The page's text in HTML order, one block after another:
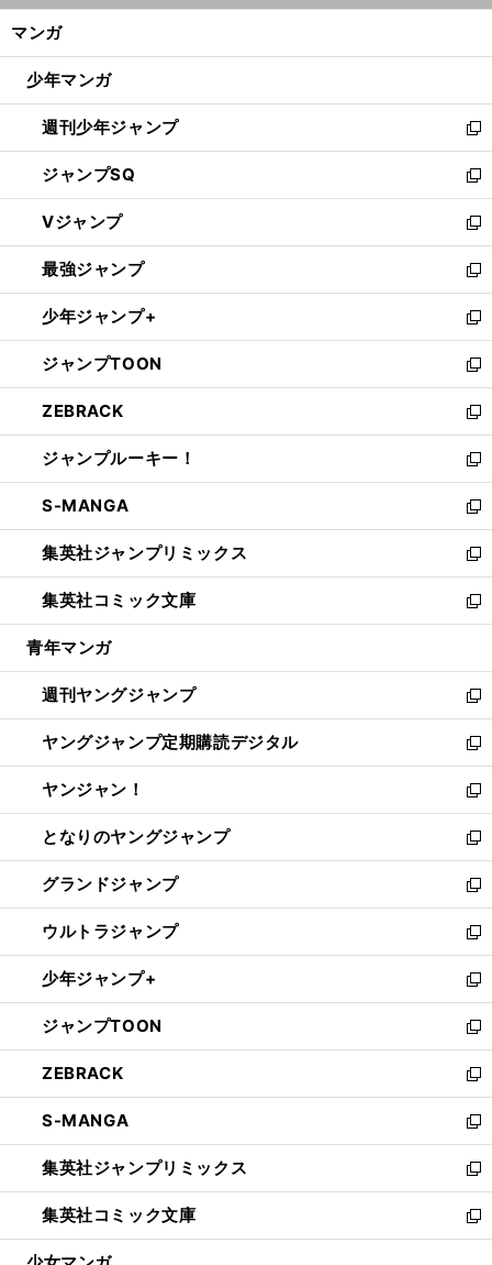
ン
ウ
開
く
マンガ
少年マンガ
週刊少年ジャンプ
新
し
い
ウ
ィ
ン
ド
ウ
で
開
く
ジャンプSQ
新
し
い
ウ
ィ
ン
ド
ウ
で
開
く
Vジャンプ
新
し
い
ウ
ィ
ン
ド
ウ
で
開
く
最強ジャンプ
新
し
い
ウ
ィ
ン
ド
ウ
で
開
く
少年ジャンプ+
新
し
い
ウ
ィ
ン
ド
ウ
で
開
く
ジャンプTOON
新
し
い
ウ
ィ
ン
ド
ウ
で
開
く
ZEBRACK
新
し
い
ウ
ィ
ン
ド
ウ
で
開
ジャンプルーキー！
新
し
い
ウ
ィ
ン
ド
ウ
開
く
S-MANGA
新
し
い
ウ
ィ
ン
ウ
で
開
く
集英社ジャンプリミックス
新
し
い
ウ
ン
ド
ウ
で
開
く
集英社コミック文庫
新
し
ウ
ィ
ン
ド
ウ
で
開
く
青年マンガ
週刊ヤングジャンプ
新
し
い
ウ
ィ
ン
ド
ウ
で
開
く
ヤングジャンプ定期購読デジタル
新
し
い
ウ
ィ
ン
ド
ウ
で
開
く
ヤンジャン！
新
し
い
ウ
ィ
ン
ド
ウ
で
開
く
となりのヤングジャンプ
新
し
い
ウ
ィ
ン
ド
ウ
で
開
く
グランドジャンプ
新
し
い
ウ
ィ
ン
ド
ウ
で
開
く
ウルトラジャンプ
新
し
い
ウ
ィ
ン
ド
ウ
で
開
く
少年ジャンプ+
新
し
い
ウ
ィ
ン
ド
ウ
で
開
く
ジャンプTOON
新
し
い
ウ
ィ
ン
ド
ウ
で
開
ZEBRACK
新
し
い
ウ
ィ
ン
ド
ウ
S-MANGA
新
し
い
ウ
ィ
ン
集英社ジャンプリミックス
新
し
い
ウ
集英社コミック文庫
新
し